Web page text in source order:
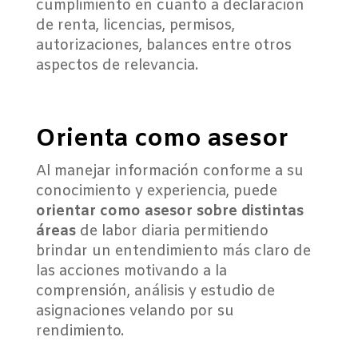
cumplimiento en cuanto a declaración
de renta, licencias, permisos,
autorizaciones, balances entre otros
aspectos de relevancia.
Orienta como asesor
Al manejar información conforme a su
conocimiento y experiencia, puede
orientar como asesor sobre distintas
áreasde labor diaria permitiendo
brindar un entendimiento más claro de
las acciones motivando a la
comprensión, análisis y estudio de
asignaciones velando por su
rendimiento.